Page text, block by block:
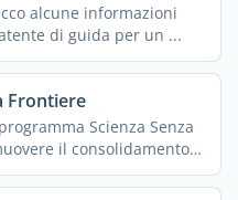
alcune informazioni
di guida per un ...
Frontiere
Scienza Senza
il consolidamento,